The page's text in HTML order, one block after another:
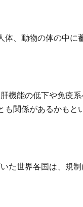
、動物の体の中に
機能の低下や免疫
関係があるかもと
た世界各国は、規